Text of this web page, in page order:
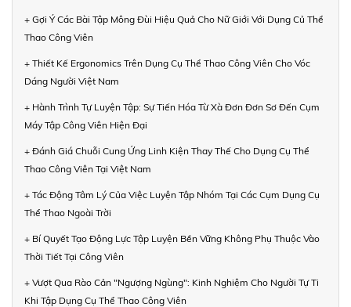
+ Gợi Ý Các Bài Tập Mông Đùi Hiệu Quả Cho Nữ Giới Với Dụng Củ Thể
Thao Công Viên
+ Thiết Kế Ergonomics Trên Dụng Cụ Thể Thao Công Viên Cho Vóc
Dáng Người Việt Nam
+ Hành Trình Tự Luyện Tập: Sự Tiến Hóa Từ Xà Đơn Đơn Sơ Đến Cụm
Máy Tập Công Viên Hiện Đại
+ Đánh Giá Chuỗi Cung Ứng Linh Kiện Thay Thế Cho Dụng Cụ Thể
Thao Công Viên Tại Việt Nam
+ Tác Động Tâm Lý Của Việc Luyện Tập Nhóm Tại Các Cụm Dụng Cụ
Thể Thao Ngoài Trời
+ Bí Quyết Tạo Động Lực Tập Luyện Bền Vững Không Phụ Thuộc Vào
Thời Tiết Tại Công Viên
+ Vượt Qua Rào Cản "Ngượng Ngùng": Kinh Nghiệm Cho Người Tự Ti
Khi Tập Dụng Cụ Thể Thao Công Viên